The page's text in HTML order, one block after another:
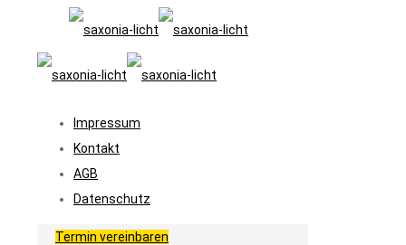
Impressum
Kontakt
AGB
Datenschutz
Termin vereinbaren